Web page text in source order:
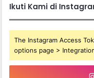
Ikuti Kami di
The Instagram Access
options page >